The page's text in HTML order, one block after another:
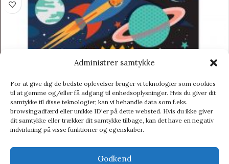
Administrer samtykke
For at give dig de bedste oplevelser bruger vi teknologier som cookies
til at gemme og/eller få adgang til enhedsoplysninger. Hvis du giver dit
samtykke til disse teknologier, kan vi behandle data som f.eks.
browsingadfærd eller unikke ID'er på dette websted. Hvis du ikke giver
dit samtykke eller trækker dit samtykke tilbage, kan det have en negativ
indvirkning på visse funktioner og egenskaber.
Godkend